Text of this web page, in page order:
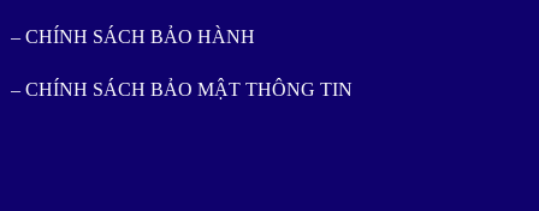
– CHÍNH SÁCH BẢO HÀNH
– CHÍNH SÁCH BẢO MẬT THÔNG TIN